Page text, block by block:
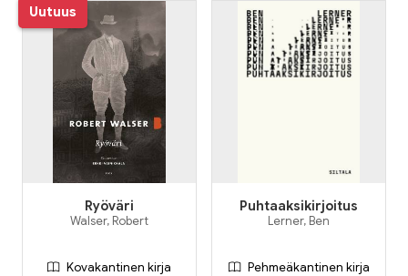
Uutuus
Ryöväri
Walser, Robert
Kovakantinen kirja
Puhtaaksikirjoitus
Lerner, Ben
Pehmeäkantinen kirja